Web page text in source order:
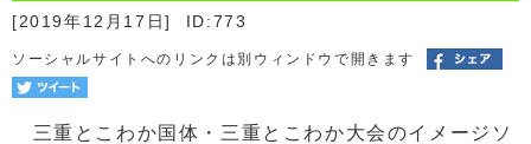
[2019年12月17日] ID:773
ソーシャルサイトへのリンクは別ウィンドウで開きます
三重とこわか国体・三重とこわか大会のイメージソ